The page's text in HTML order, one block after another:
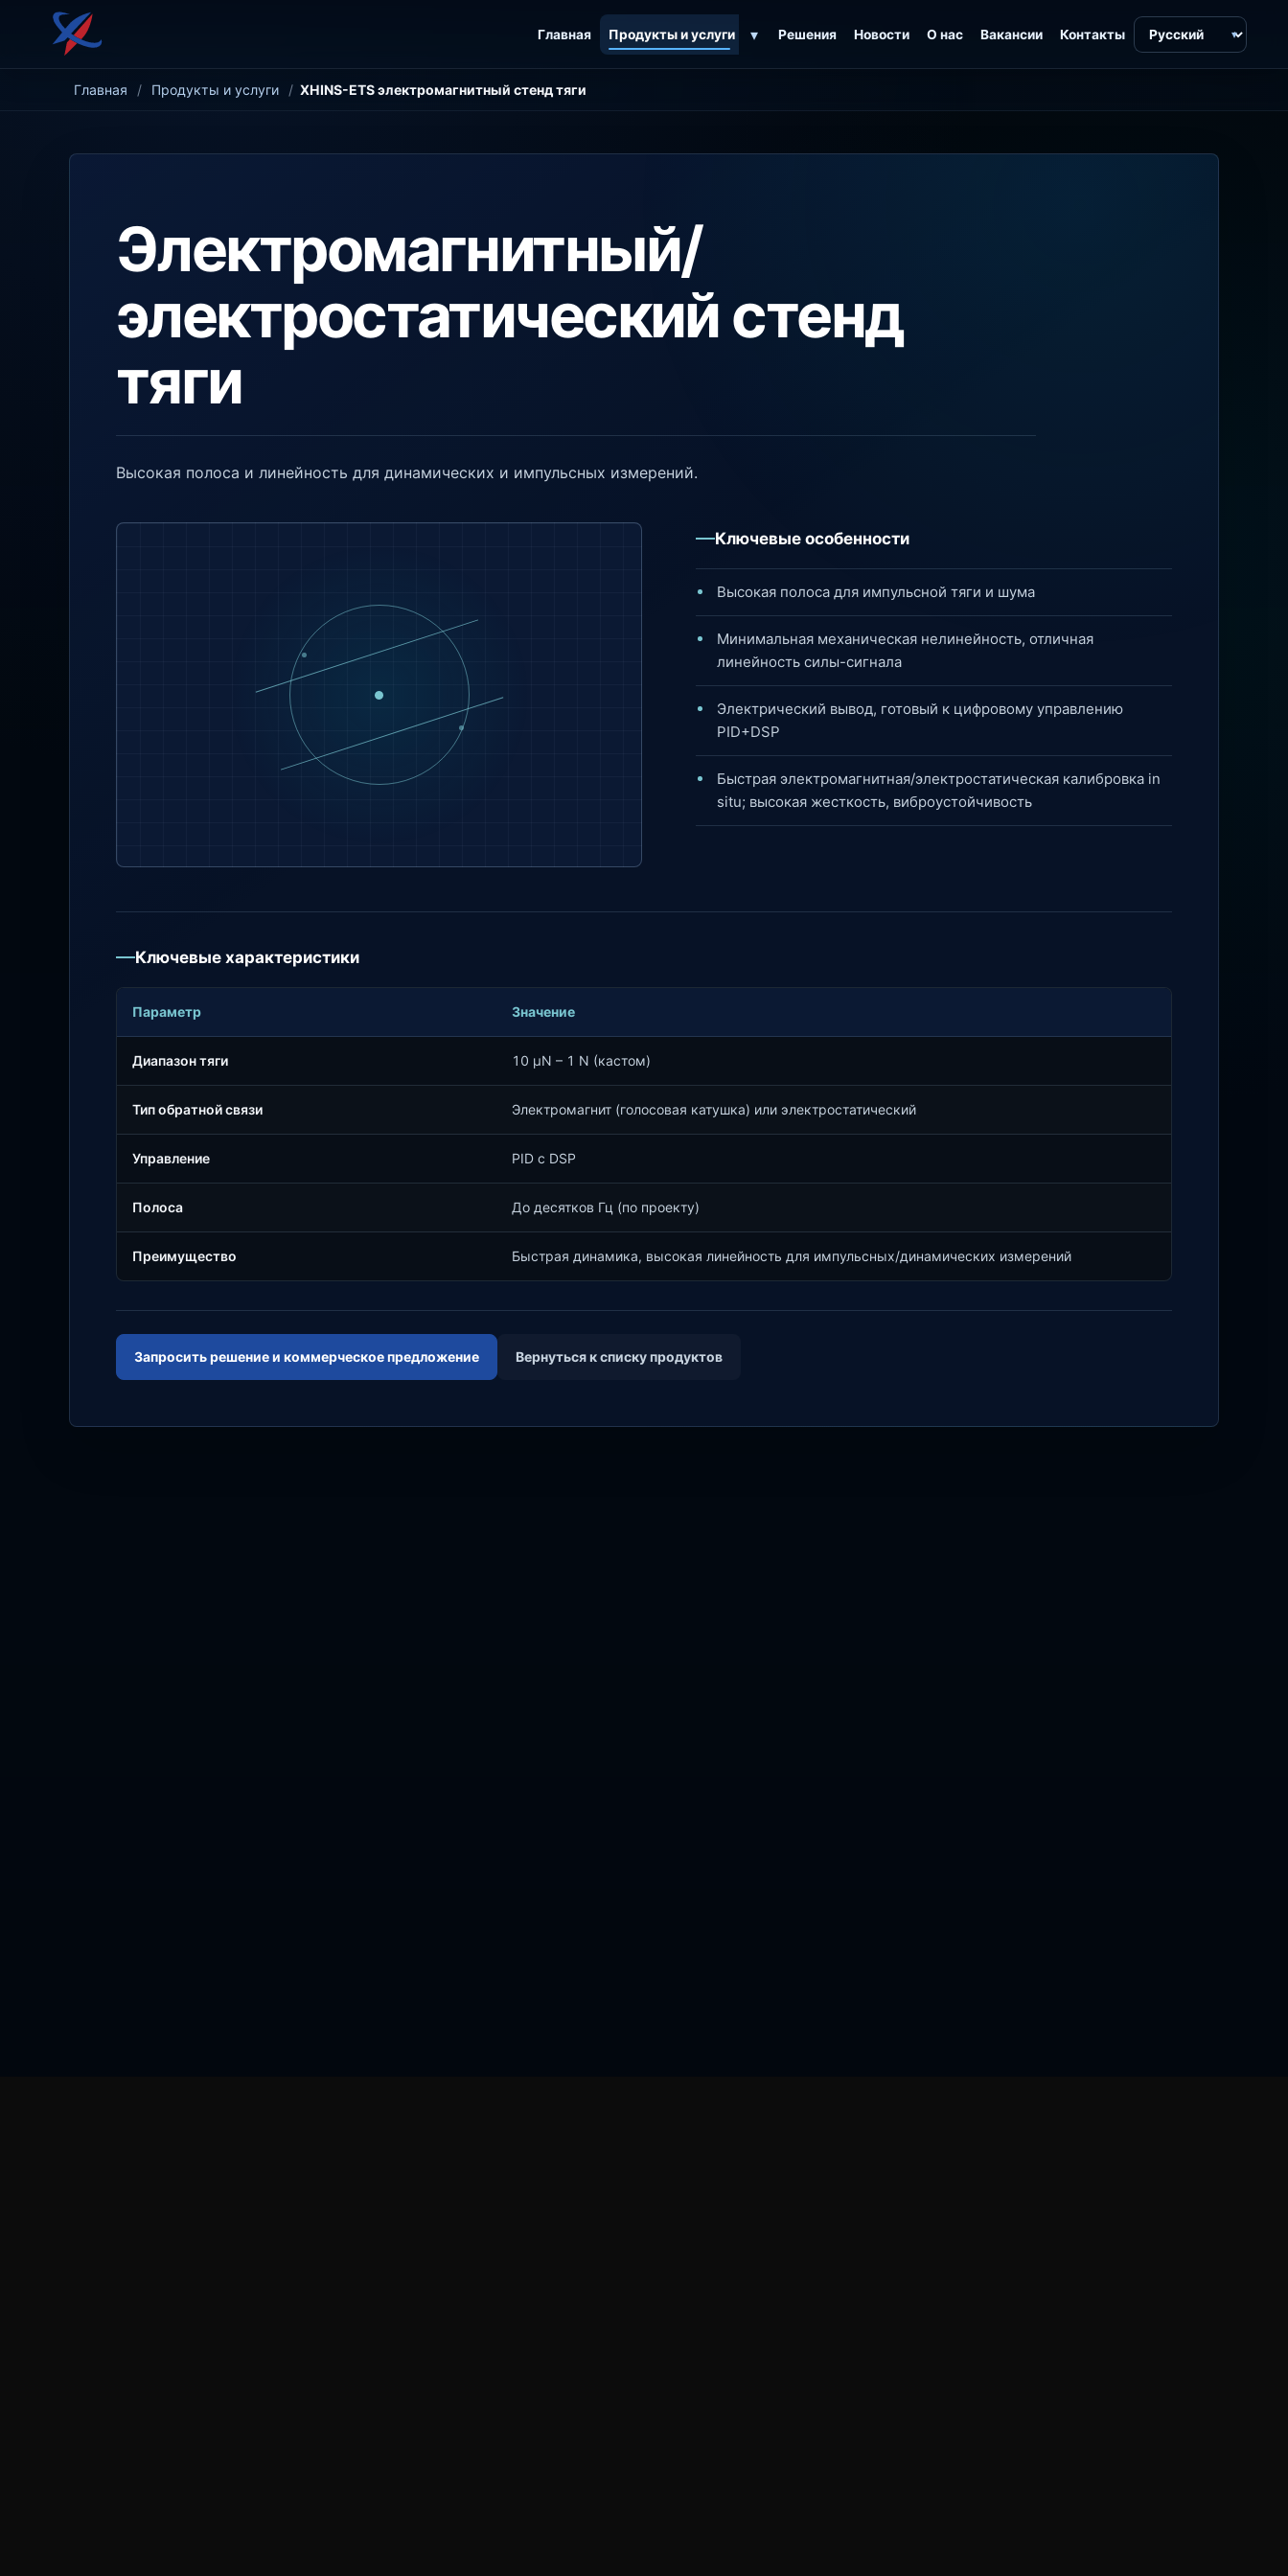
Главная Продукты и услуги ▾ Решения Новости О нас Вакансии Контакты Язык
Главная / Продукты и услуги / XHINS-ETS электромагнитный стенд тяги
Электромагнитный/
электростатический стенд
тяги
Высокая полоса и линейность для динамических и импульсных измерений.
Ключевые особенности
Высокая полоса для импульсной тяги и шума
Минимальная механическая нелинейность, отличная
линейность силы-сигнала
Электрический вывод, готовый к цифровому управлению
PID+DSP
Быстрая электромагнитная/электростатическая калибровка in
situ; высокая жесткость, виброустойчивость
Ключевые характеристики
Параметр Значение
Диапазон тяги 10 μN – 1 N (кастом)
Тип обратной связи Электромагнит (голосовая катушка) или электростатический
Управление PID с DSP
Полоса До десятков Гц (по проекту)
Преимущество Быстрая динамика, высокая линейность для импульсных/динамических измерений
Запросить решение и коммерческое предложение Вернуться к списку продуктов